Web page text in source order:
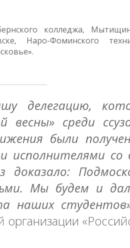
колледжа,
Наро-Фоминского
делегацию,
весны» среди
были
исполнителями со
Мы будем и
наших